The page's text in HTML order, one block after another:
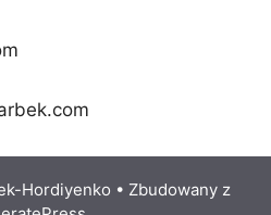
Hordiyenko • Zbudowany z